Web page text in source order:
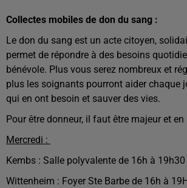
Collectes mobiles de don du sang :
Le don du sang est un acte citoyen,
permet de répondre à des besoins
bénévole. Plus vous serez nombreux et
plus les soignants pourront aider chaque
qui en ont besoin et sauver des vies.
Pour être donneur, il faut être majeur et
Mercredi :
Kembs : Salle polyvalente de 16h à 19h30
Wittenheim : Foyer Ste Barbe de 16h à